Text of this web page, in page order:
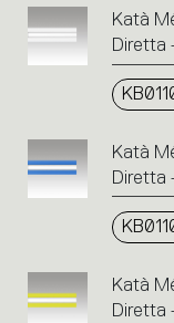
Katà
Diretta
Katà
Diretta
Katà
Diretta